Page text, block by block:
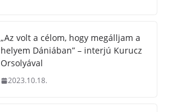
„Az volt a célom, hogy megálljam a
helyem Dániában” – interjú Kurucz
Orsolyával
2023.10.18.